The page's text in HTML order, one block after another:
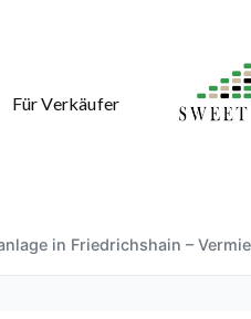
Für Verkäufer
in Friedrichshain –